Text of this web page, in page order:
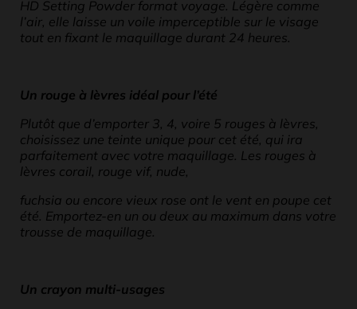
HD Setting Powder format voyage. Légère comme
l’air, elle laisse un voile imperceptible sur le visage
tout en fixant le maquillage durant 24 heures.
Un rouge à lèvres idéal pour l’été
Plutôt que d’emporter 3, 4, voire 5 rouges à lèvres,
choisissez une teinte unique pour cet été, qui ira
parfaitement avec votre maquillage. Les rouges à
lèvres corail, rouge vif, nude,
fuchsia ou encore vieux rose ont le vent en poupe cet
été. Emportez-en un ou deux au maximum dans votre
trousse de maquillage.
Un crayon multi-usages